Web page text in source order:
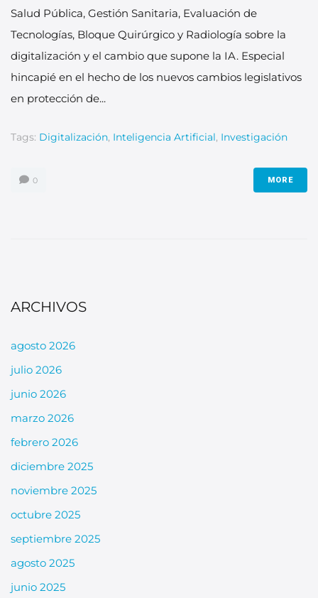
Salud Pública, Gestión Sanitaria, Evaluación de
Tecnologías, Bloque Quirúrgico y Radiología sobre la
digitalización y el cambio que supone la IA. Especial
hincapié en el hecho de los nuevos cambios legislativos
en protección de...
Tags: Digitalización, Inteligencia Artificial, Investigación
0 MORE
ARCHIVOS
agosto 2026
julio 2026
junio 2026
marzo 2026
febrero 2026
diciembre 2025
noviembre 2025
octubre 2025
septiembre 2025
agosto 2025
junio 2025